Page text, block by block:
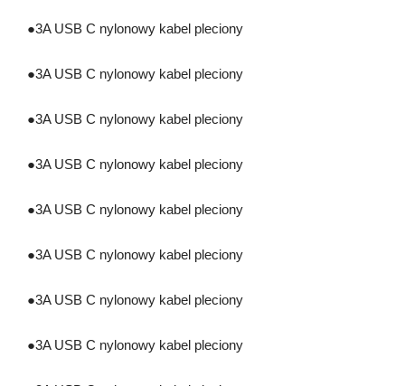
●3A USB C nylonowy kabel pleciony
●3A USB C nylonowy kabel pleciony
●3A USB C nylonowy kabel pleciony
●3A USB C nylonowy kabel pleciony
●3A USB C nylonowy kabel pleciony
●3A USB C nylonowy kabel pleciony
●3A USB C nylonowy kabel pleciony
●3A USB C nylonowy kabel pleciony